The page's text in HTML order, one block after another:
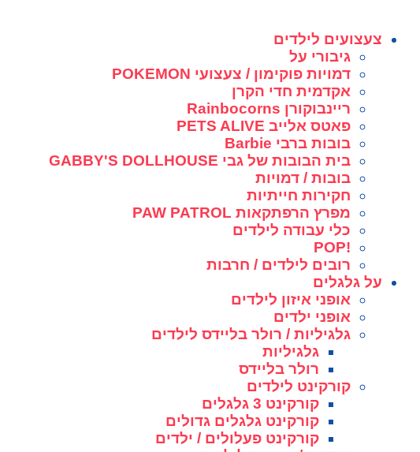
צעצועים לילדים
גיבורי על
דמויות פוקימון / צעצועי POKEMON
אקדמית חדי הקרן
ריינבוקורן Rainbocorns
פאטס אלייב PETS ALIVE
בובות ברבי Barbie
בית הבובות של גבי GABBY'S DOLLHOUSE
בובות / דמויות
חקירות חייתיות
מפרץ הרפתקאות PAW PATROL
כלי עבודה לילדים
!POP
רובים לילדים / חרבות
על גלגלים
אופני איזון לילדים
אופני ילדים
גלגיליות / רולר בליידס לילדים
גלגיליות
רולר בליידס
קורקינט לילדים
קורקינט 3 גלגלים
קורקינט גלגלים גדולים
קורקינט פעלולים / ילדים